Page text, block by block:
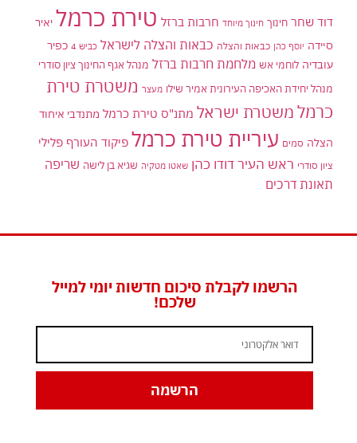
דוד שחר חינוך חינוך מיוחד חרבות ברזל טירת כרמל יאיר
סיידה יוסף כהן כבאות והצלה כבאות והצלה לישראל כביש 4
כפיר
עובדיה לוחמי אש מלחמת חרבות ברזל מנהל אגף החינוך ציון סודרי
מנהל יחידת האכיפה העירונית אמיר שילו מעצר משטרת טירת
כרמלמשטרת ישראל מתנ"ס טירת כרמל מתנדבי איחוד
הצלה סמים עיריית טירת כרמל פיקוד העורף פלילי
ציון סודרי ראש העיר דודו כהן שאטו מטקיה שגיא בן לישה שריפה
תאונת דרכים
הרשמו לקבלת סיכום חדשות יומי למייל
שלכם!
הרשמה